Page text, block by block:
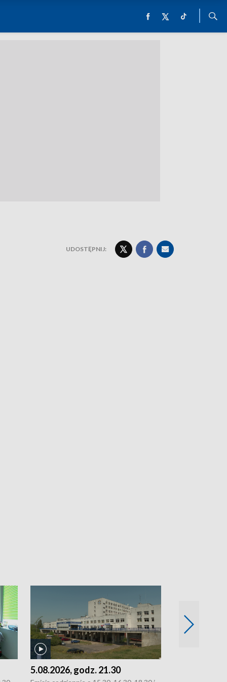
UDOSTĘPNIJ:
5.08.2026, godz. 21.30